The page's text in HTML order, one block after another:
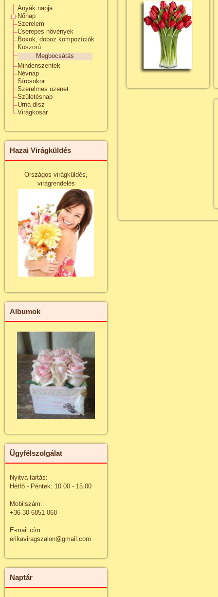
Anyák napja
Nőnap
Szerelem
Cserepes növények
Boxok, doboz kompozíciók
Koszorú
Megbocsátás
Mindenszentek
Névnap
Sírcsokor
Szerelmes üzenet
Születésnap
Urna dísz
Virágkosár
Hazai Virágküldés
Országos virágküldés,
virágrendelés
Albumok
Ügyfélszolgálat
Nyitva tartás:
Hétfő - Péntek: 10.00 - 15.00
Mobilszám:
+36 30 6851 068
E-mail cím:
erikaviragszalon@gmail.com
Naptár